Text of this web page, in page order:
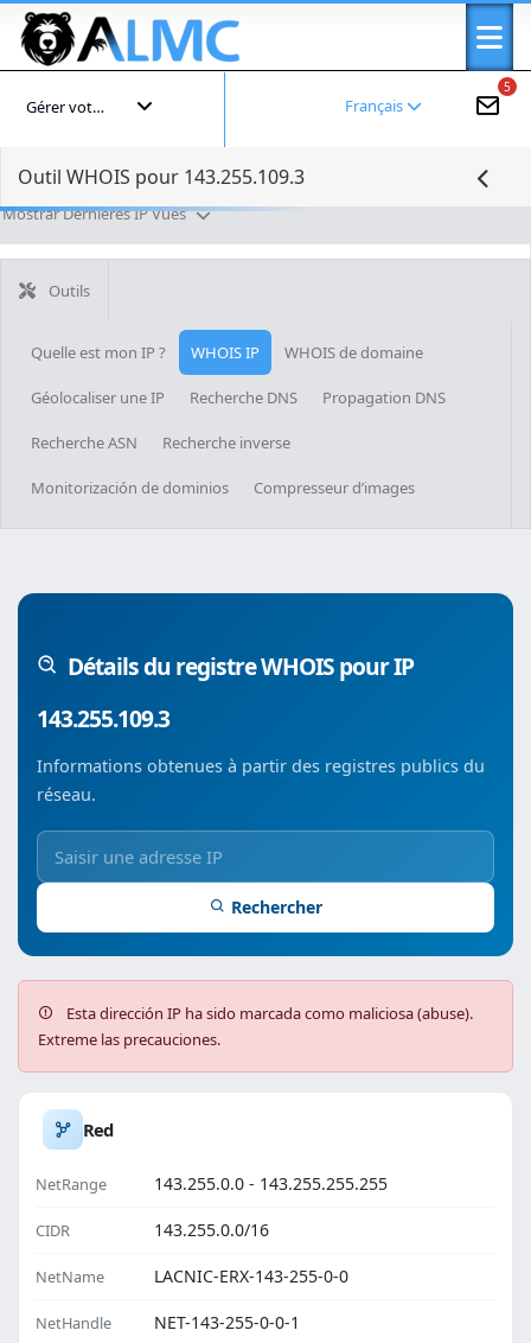
5
Français
Gérer votre compte
Outil WHOIS pour 143.255.109.3
Mostrar Dernières IP Vues
Outils
Quelle est mon IP ? WHOIS IP WHOIS de domaine
Géolocaliser une IP Recherche DNS Propagation DNS
Recherche ASN Recherche inverse
Monitorización de dominios Compresseur d’images
Détails du registre WHOIS pour IP
143.255.109.3
Informations obtenues à partir des registres publics du
réseau.
Rechercher
Esta dirección IP ha sido marcada como maliciosa (abuse).
Extreme las precauciones.
Red
NetRange 143.255.0.0 - 143.255.255.255
CIDR 143.255.0.0/16
NetName LACNIC-ERX-143-255-0-0
NetHandle NET-143-255-0-0-1